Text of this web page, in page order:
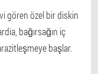
gören özel bir diskin
bağırsağın iç
başlar.